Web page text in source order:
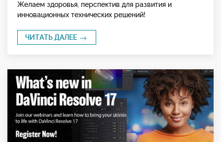
Желаем здоровья, перспектив для развития и
инновационных технических решений!
ЧИТАТЬ ДАЛЕЕ